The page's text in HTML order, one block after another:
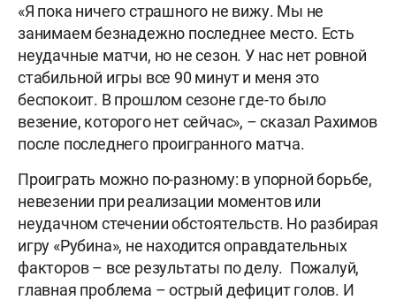
«Я пока ничего страшного не вижу. Мы не
занимаем безнадежно последнее место. Есть
неудачные матчи, но не сезон. У нас нет ровной
стабильной игры все 90 минут и меня это
беспокоит. В прошлом сезоне где-то было
везение, которого нет сейчас», – сказал Рахимов
после последнего проигранного матча.
Проиграть можно по-разному: в упорной борьбе,
невезении при реализации моментов или
неудачном стечении обстоятельств. Но разбирая
игру «Рубина», не находится оправдательных
факторов – все результаты по делу. Пожалуй,
главная проблема – острый дефицит голов. И